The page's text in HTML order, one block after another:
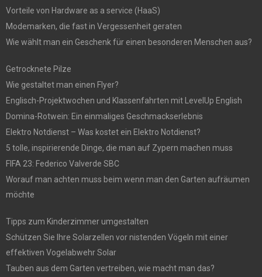
Vorteile von Hardware as a service (HaaS)
Modemarken, die fast in Vergessenheit geraten
Wie wählt man ein Geschenk für einen besonderen Menschen aus?
Getrocknete Pilze
Wie gestaltet man einen Flyer?
Englisch-Projektwochen und Klassenfahrten mit LevelUp English
Domina-Rotwein: Ein einmaliges Geschmackserlebnis
Elektro Notdienst – Was kostet ein Elektro Notdienst?
5 tolle, inspirierende Dinge, die man auf Zypern machen muss
FIFA 23: Federico Valverde SBC
Worauf man achten muss beim wenn man den Garten aufräumen
möchte
Tipps zum Kinderzimmer umgestalten
Schützen Sie Ihre Solarzellen vor nistenden Vögeln mit einer
effektiven Vogelabwehr Solar
Tauben aus dem Garten vertreiben, wie macht man das?